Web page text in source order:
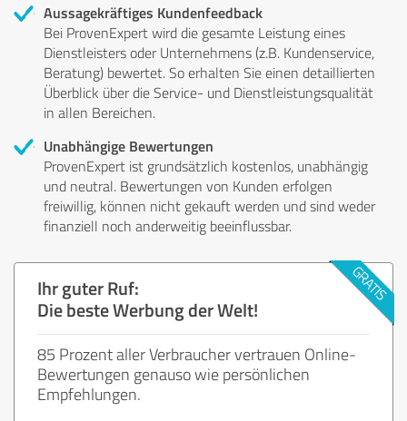
Aussagekräftiges Kundenfeedback
Bei ProvenExpert wird die gesamte Leistung eines
Dienstleisters oder Unternehmens (z.B. Kundenservice,
Beratung) bewertet. So erhalten Sie einen detaillierten
Überblick über die Service- und Dienstleistungsqualität
in allen Bereichen.
Unabhängige Bewertungen
ProvenExpert ist grundsätzlich kostenlos, unabhängig
und neutral. Bewertungen von Kunden erfolgen
freiwillig, können nicht gekauft werden und sind weder
finanziell noch anderweitig beeinflussbar.
Ihr guter Ruf:
Die beste Werbung der Welt!
85 Prozent aller Verbraucher vertrauen Online-
Bewertungen genauso wie persönlichen
Empfehlungen.